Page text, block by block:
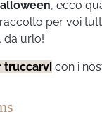
, ecco
per voi
da urlo!
truccarvi con i